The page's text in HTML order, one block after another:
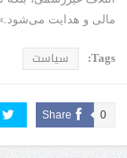
مالی و هدایت
Tags: سیاست
Share 0